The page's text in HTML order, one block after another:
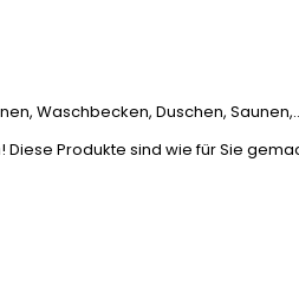
Waschbecken, Duschen,
Produkte sind wie für Sie